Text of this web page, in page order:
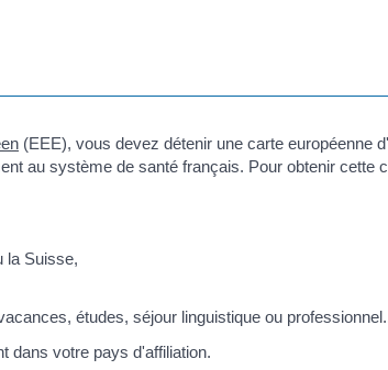
(EEE), vous devez détenir une carte européenne
au système de santé français. Pour obtenir cette
la Suisse,
études, séjour linguistique ou
dans votre pays d'affiliation.